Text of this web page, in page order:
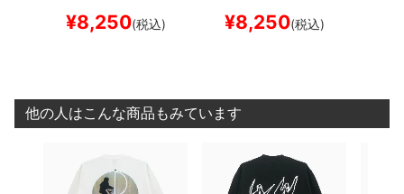
¥8,250(税込) ¥8,250(税込)
他の人はこんな商品もみています